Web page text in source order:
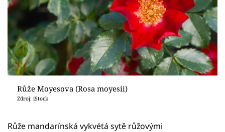
Růže Moyesova (Rosa moyesii)
Zdroj: iStock
Růže mandarínská vykvétá sytě růžovými